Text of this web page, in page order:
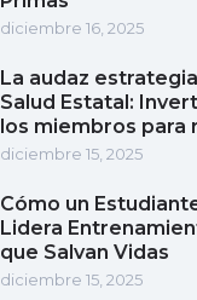
diciembre 16, 2025
La audaz
Salud Estatal:
los miembros
diciembre 15, 2025
Cómo un
Lidera
que Salvan Vidas
diciembre 15, 2025